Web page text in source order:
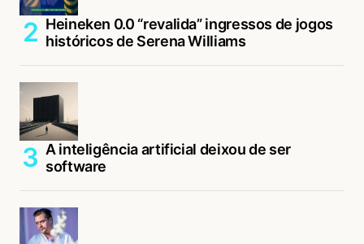
Heineken 0.0 “revalida” ingressos de jogos
históricos de Serena Williams
A inteligência artificial deixou de ser
software